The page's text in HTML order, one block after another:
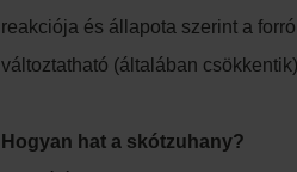
reakciója és állapota szerint a
változtatható (általában
Hogyan hat a skótzuhany?